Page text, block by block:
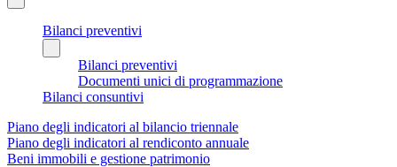
Bilanci preventivi
Bilanci preventivi
Documenti unici di programmazione
Bilanci consuntivi
Piano degli indicatori al bilancio triennale
Piano degli indicatori al rendiconto annuale
Beni immobili e gestione patrimonio